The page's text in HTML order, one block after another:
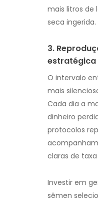
mais litros de
seca ingerida.
3.
estratégica
O intervalo
mais
Cada dia a
dinheiro
protocolos
claras de
Investir em
sêmen